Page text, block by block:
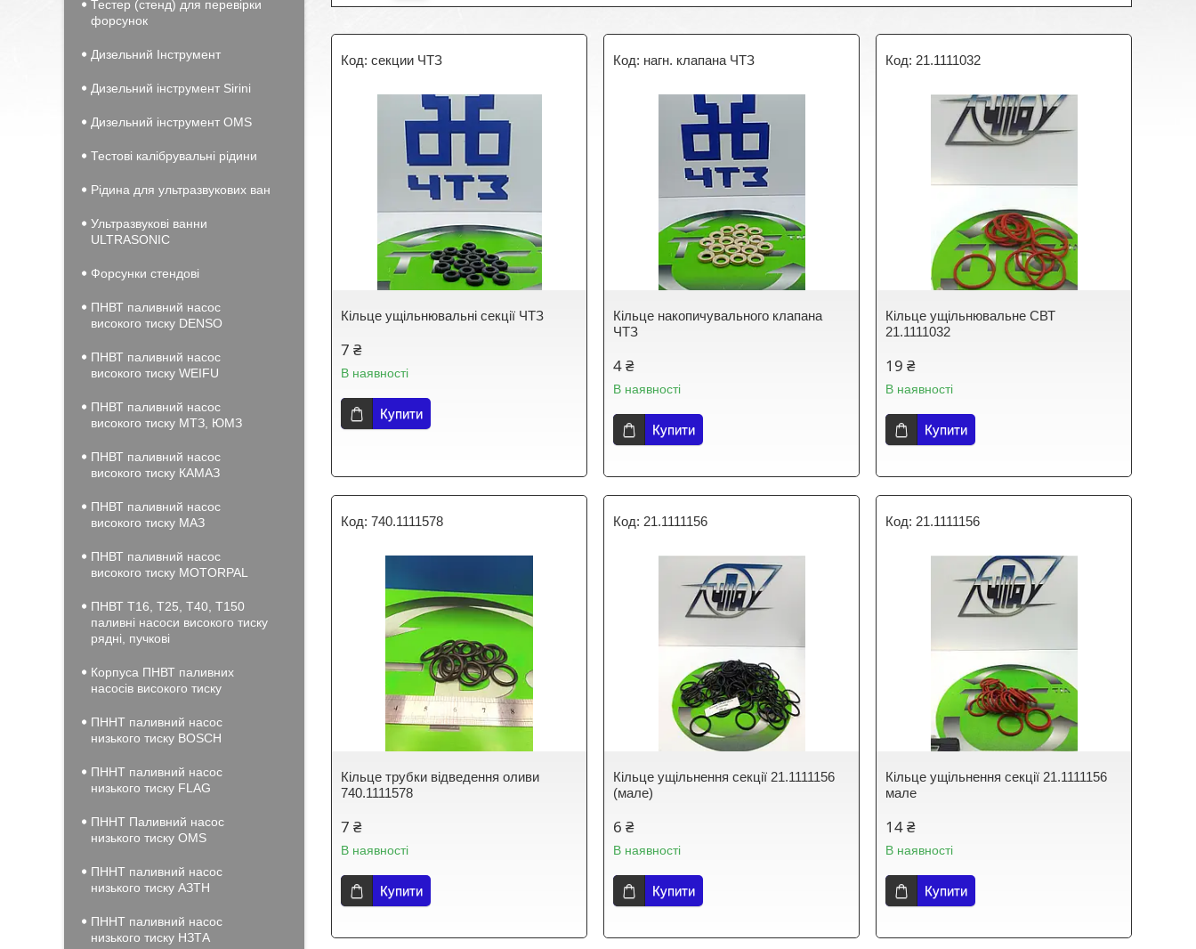
секции ЧТЗ
Кільце ущільнювальні секції ЧТЗ
7 ₴
В наявності
Купити
нагн. клапана ЧТЗ
Кільце накопичувального клапана
ЧТЗ
4 ₴
В наявності
Купити
21.1111032
Кільце ущільнювальне СВТ
21.1111032
19 ₴
В наявності
Купити
740.1111578
Кільце трубки відведення оливи
740.1111578
7 ₴
В наявності
Купити
21.1111156
Кільце ущільнення секції 21.1111156
(мале)
6 ₴
В наявності
Купити
21.1111156
Кільце ущільнення секції 21.1111156
мале
14 ₴
В наявності
Купити
Тестер (стенд) для перевірки
форсунок
Дизельний Інструмент
Дизельний інструмент Sirini
Дизельний інструмент OMS
Тестові калібрувальні рідини
Рідина для ультразвукових ван
Ультразвукові ванни
ULTRASONIC
Форсунки стендові
ПНВТ паливний насос
високого тиску DENSO
ПНВТ паливний насос
високого тиску WEIFU
ПНВТ паливний насос
високого тиску МТЗ, ЮМЗ
ПНВТ паливний насос
високого тиску КАМАЗ
ПНВТ паливний насос
високого тиску МАЗ
ПНВТ паливний насос
високого тиску MOTORPAL
ПНВТ Т16, Т25, Т40, Т150
паливні насоси високого тиску
рядні, пучкові
Корпуса ПНВТ паливних
насосів високого тиску
ПННТ паливний насос
низького тиску BOSCH
ПННТ паливний насос
низького тиску FLAG
ПННТ Паливний насос
низького тиску OMS
ПННТ паливний насос
низького тиску АЗТН
ПННТ паливний насос
низького тиску НЗТА